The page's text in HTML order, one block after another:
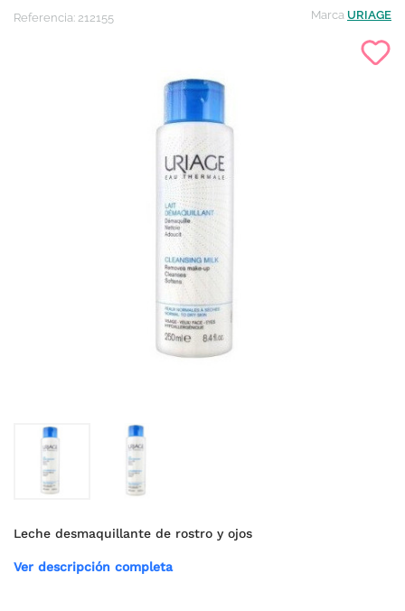
Referencia: 212155 Marca URIAGE
Leche desmaquillante de rostro y ojos
Ver descripción completa